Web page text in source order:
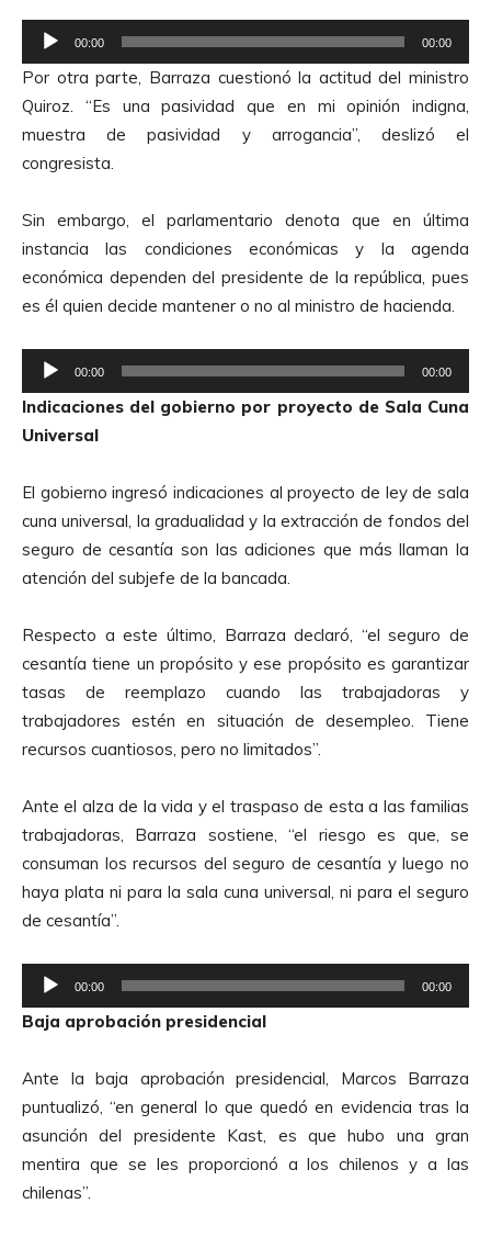
d
o
e
p
r
o
d
c
t
o
r
d
A
u
i
o
00:00 00:00
Por otra parte, Barraza cuestionó la actitud del ministro
Quiroz. “Es una pasividad que en mi opinión indigna,
muestra de pasividad y arrogancia”, deslizó el
congresista.
Sin embargo, el parlamentario denota que en última
instancia las condiciones económicas y la agenda
económica dependen del presidente de la república, pues
es él quien decide mantener o no al ministro de hacienda.
e
p
r
d
u
c
t
r
d
e
A
u
i
o
00:00 00:00
Indicaciones del gobierno por proyecto de Sala Cuna
Universal
El gobierno ingresó indicaciones al proyecto de ley de sala
cuna universal, la gradualidad y la extracción de fondos del
seguro de cesantía son las adiciones que más llaman la
atención del subjefe de la bancada.
Respecto a este último, Barraza declaró, “el seguro de
cesantía tiene un propósito y ese propósito es garantizar
tasas de reemplazo cuando las trabajadoras y
trabajadores estén en situación de desempleo. Tiene
recursos cuantiosos, pero no limitados”.
Ante el alza de la vida y el traspaso de esta a las familias
trabajadoras, Barraza sostiene, “el riesgo es que, se
consuman los recursos del seguro de cesantía y luego no
haya plata ni para la sala cuna universal, ni para el seguro
de cesantía”.
e
p
o
d
u
c
t
00:00 00:00
Baja aprobación presidencial
Ante la baja aprobación presidencial, Marcos Barraza
puntualizó, “en general lo que quedó en evidencia tras la
asunción del presidente Kast, es que hubo una gran
mentira que se les proporcionó a los chilenos y a las
chilenas”.